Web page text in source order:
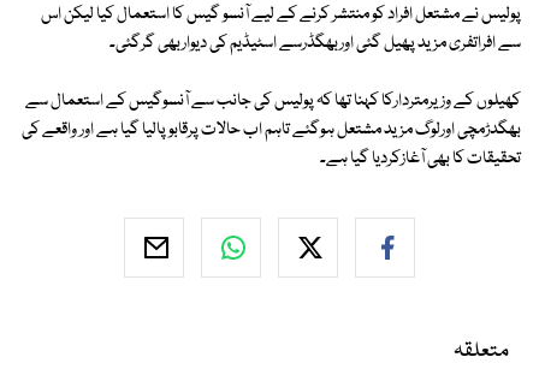
پولیس نے مشتعل افراد کو منتشر کرنے کے لیے آنسو گیس کا استعمال کیا لیکن اس
سے افراتفری مزید پھیل گئی اوربھگڈرسے اسٹیڈیم کی دیواربھی گرگئی۔
کھیلوں کے وزیرمتردارکا کہنا تھا کہ پولیس کی جانب سے آنسوگیس کے استعمال سے
بھگدڑمچی اورلوگ مزید مشتعل ہوگئے تاہم اب حالات پرقابوپالیا گیا ہے اور واقعے کی
تحقیقات کا بھی آغازکردیا گیا ہے۔
متعلقہ